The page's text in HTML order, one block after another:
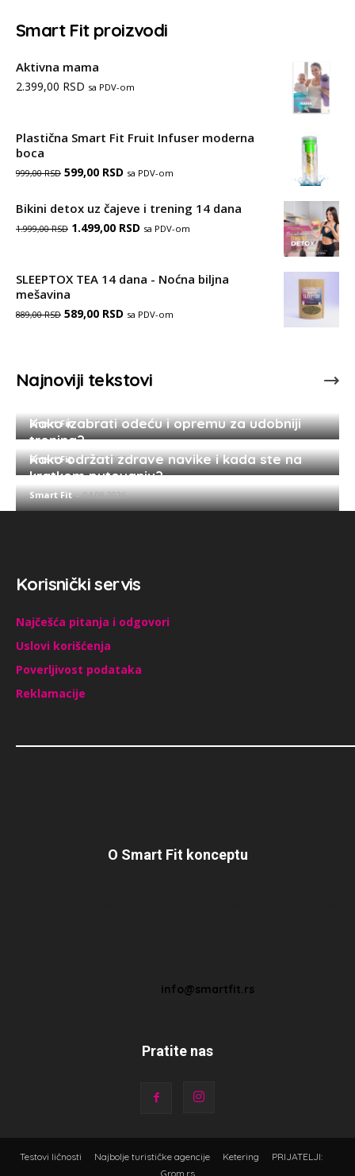
Smart Fit proizvodi
Aktivna mama
2.399,00 RSD sa PDV-om
Plastična Smart Fit Fruit Infuser moderna
boca
999,00RSD Оригинална
599,00 RSD Тренутна
sa PDV-om
Bikini detox uz čajeve i trening 14 dana
1.999,00RSD Оригинална
је
1.999,00 RSD.
1.499,00 RSD Тренутна
је:
sa PDV-om
SLEEPTOX TEA 14 dana - Noćna biljna
mešavina
889,00RSD Оригинална
била:
589,00 RSD Тренутна
589,00 RSD.
sa PDV-om
Najnoviji tekstovi
Smart Fit - 05.08.2026.
Kako izabrati odeću i opremu za udobniji
trening?
Smart Fit - 04.08.2026.
Kako održati zdrave navike i kada ste na
kratkom putovanju?
Smart Fit - 04.08.2026.
Korisnički servis
Najčešća pitanja i odgovori
Uslovi korišćenja
Poverljivost podataka
Reklamacije
O Smart Fit konceptu
info@smartfit.rs
Pratite nas
Testovi ličnosti Najbolje turističke agencije Ketering
PRIJATELJI:
Grom.rs